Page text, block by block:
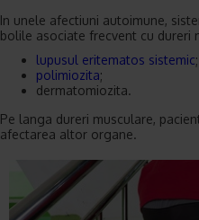
In unele afectiuni autoimune,
bolile asociate frecvent cu dureri
lupusul eritematos sistemic;
polimiozita;
dermatomiozita.
Pe langa dureri musculare,
afectarea altor organe.